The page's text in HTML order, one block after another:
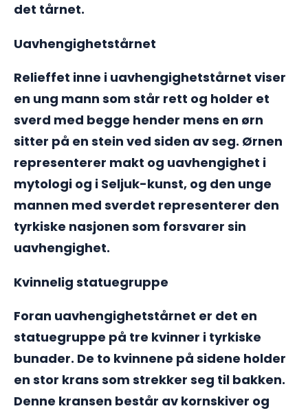
det tårnet.
Uavhengighetstårnet
Relieffet inne i uavhengighetstårnet viser
en ung mann som står rett og holder et
sverd med begge hender mens en ørn
sitter på en stein ved siden av seg. Ørnen
representerer makt og uavhengighet i
mytologi og i Seljuk-kunst, og den unge
mannen med sverdet representerer den
tyrkiske nasjonen som forsvarer sin
uavhengighet.
Kvinnelig statuegruppe
Foran uavhengighetstårnet er det en
statuegruppe på tre kvinner i tyrkiske
bunader. De to kvinnene på sidene holder
en stor krans som strekker seg til bakken.
Denne kransen består av kornskiver og